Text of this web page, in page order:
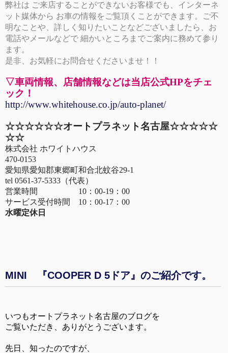
弊社は ご来店することができないお客様でも、インターネ
ット媒体から お車の情報をご覧頂くことができます。ご不
明なことや、詳しく知りたいことなどございましたら、お
電話やメールなどで 細かいところまでご案内に務めて参り
ます。
是非、お気軽にお問合せくださいませ！！
▽車両情報、店舗情報などは当店公式HPをチェ
ック！
http://www.whitehouse.co.jp/auto-planet/
☆☆☆☆☆☆オートプラネット名古屋☆☆☆☆☆
☆☆
株式会社 ホワイトハウス
470-0153
愛知県愛知郡東郷町和合北蚊谷29-1
tel 0561-37-5333（代表）
営業時間 10：00-19：00
サービス受付時間 10：00-17：00
水曜定休日
MINI 『COOPER D 5ドア』のご紹介です。
いつもオートプラネット名古屋のブログを
ご覧いただき、ありがとうございます。
先日、知ったのですが、